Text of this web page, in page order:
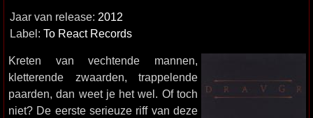
Jaar van release: 2012
Label: To React Records
Kreten van vechtende mannen,
kletterende zwaarden, trappelende
paarden, dan weet je het wel. Of toch
niet? De eerste serieuze riff van deze